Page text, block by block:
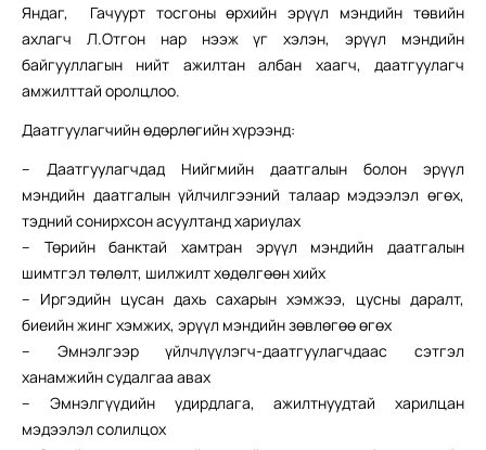
Яндаг, Гачуурт тосгоны өрхийн эрүүл мэндийн төвийн
ахлагч Л.Отгон нар нээж үг хэлэн, эрүүл мэндийн
байгууллагын нийт ажилтан албан хаагч, даатгуулагч
амжилттай оролцлоо.
Даатгуулагчийн өдөрлөгийн хүрээнд:
– Даатгуулагчдад Нийгмийн даатгалын болон эрүүл
мэндийн даатгалын үйлчилгээний талаар мэдээлэл өгөх,
тэдний сонирхсон асуултанд хариулах
– Төрийн банктай хамтран эрүүл мэндийн даатгалын
шимтгэл төлөлт, шилжилт хөдөлгөөн хийх
– Иргэдийн цусан дахь сахарын хэмжээ, цусны даралт,
биеийн жинг хэмжих, эрүүл мэндийн зөвлөгөө өгөх
– Эмнэлгээр үйлчлүүлэгч-даатгуулагчдаас сэтгэл
ханамжийн судалгаа авах
– Эмнэлгүүдийн удирдлага, ажилтнуудтай харилцан
мэдээлэл солилцох